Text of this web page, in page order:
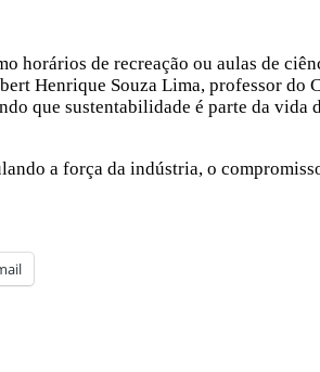
de recreação ou aulas de
Henrique Souza Lima, professor do
que sustentabilidade é parte da
a força da indústria, o